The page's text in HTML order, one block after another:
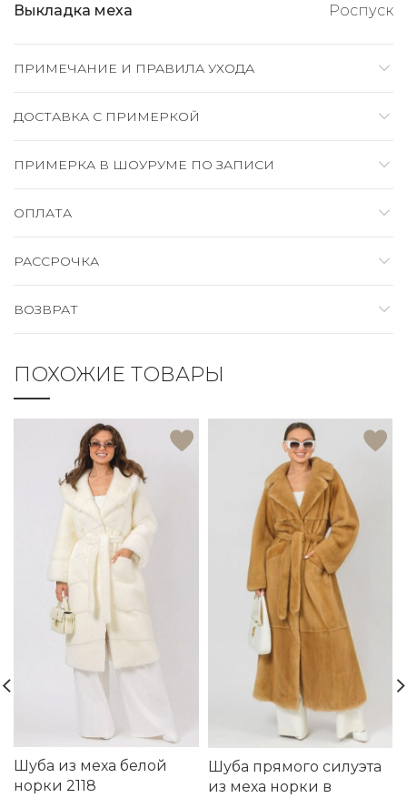
Выкладка меха
Роспуск
ПРИМЕЧАНИЕ И ПРАВИЛА УХОДА
ДОСТАВКА C ПРИМЕРКОЙ
ПРИМЕРКА В ШОУРУМЕ ПО ЗАПИСИ
ОПЛАТА
РАССРОЧКА
ВОЗВРАТ
ПОХОЖИЕ ТОВАРЫ
Шуба из меха белой
норки 2118
Шуба прямого силуэта
из меха норки в